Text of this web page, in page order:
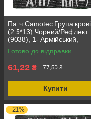
Патч Camotec Група крові
(2.5*13) Чорний/Рефлект
(9038), 1- Армійський,
Мілітарі, ЗСУ, Патчі
Готово до відправки
61,22 ₴ 77,50 ₴
Купити
–21%